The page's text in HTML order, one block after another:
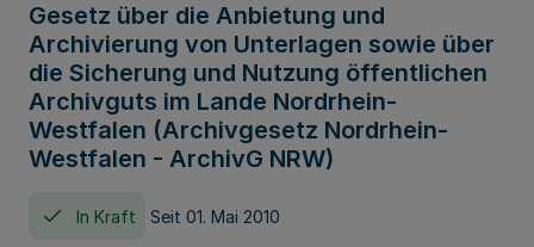
Gesetz über die Anbietung und
Archivierung von Unterlagen sowie über
die Sicherung und Nutzung öffentlichen
Archivguts im Lande Nordrhein-
Westfalen (Archivgesetz Nordrhein-
Westfalen - ArchivG NRW)
In Kraft Seit 01. Mai 2010